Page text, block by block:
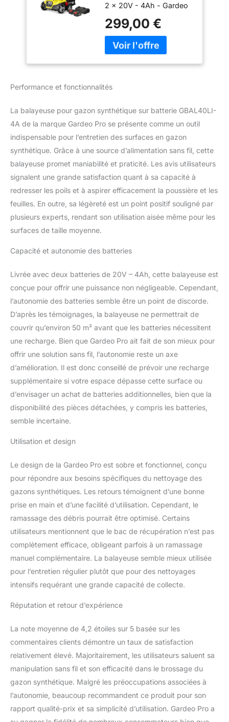
2 x 20V - 4Ah - Gardeo
LAWN MOWER Marque:
GARDEO PRO
299,00 €
Performance et fonctionnalités
La balayeuse pour gazon synthétique sur batterie GBAL40LI-
4A de la marque Gardeo Pro se présente comme un outil
indispensable pour l’entretien des surfaces en gazon
synthétique. Grâce à une source d’alimentation sans fil, cette
balayeuse promet maniabilité et praticité. Les avis utilisateurs
signalent une grande satisfaction quant à sa capacité à
redresser les poils et à aspirer efficacement la poussière et les
feuilles. En outre, sa légèreté est un point positif souligné par
plusieurs experts, rendant son utilisation aisée même pour les
surfaces de taille moyenne.
Capacité et autonomie des batteries
Livrée avec deux batteries de 20V – 4Ah, cette balayeuse est
conçue pour offrir une puissance non négligeable. Cependant,
l’autonomie des batteries semble être un point de discorde.
D’après les témoignages, la balayeuse ne permettrait de
couvrir qu’environ 50 m² avant que les batteries nécessitent
une recharge. Bien que Gardeo Pro ait fait de son mieux pour
offrir une solution sans fil, l’autonomie reste un axe
d’amélioration. Il est donc conseillé de prévoir une recharge
supplémentaire si votre espace dépasse cette surface ou
d’envisager un achat de batteries additionnelles, bien que la
disponibilité des pièces détachées, y compris les batteries,
semble incertaine.
Utilisation et design
Le design de la Gardeo Pro est sobre et fonctionnel, conçu
pour répondre aux besoins spécifiques du nettoyage des
gazons synthétiques. Les retours témoignent d’une bonne
prise en main et d’une facilité d’utilisation. Cependant, le
ramassage des débris pourrait être optimisé. Certains
utilisateurs mentionnent que le bac de récupération n’est pas
complètement efficace, obligeant parfois à un ramassage
manuel complémentaire. La balayeuse semble mieux utilisée
pour l’entretien régulier plutôt que pour des nettoyages
intensifs requérant une grande capacité de collecte.
Réputation et retour d’expérience
La note moyenne de 4,2 étoiles sur 5 basée sur les
commentaires clients démontre un taux de satisfaction
relativement élevé. Majoritairement, les utilisateurs saluent sa
manipulation sans fil et son efficacité dans le brossage du
gazon synthétique. Malgré les préoccupations associées à
l’autonomie, beaucoup recommandent ce produit pour son
rapport qualité-prix et sa simplicité d’utilisation. Gardeo Pro a